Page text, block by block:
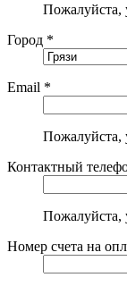
Пожалуйста,
Город *
Email *
Пожалуйста,
Контактный
Пожалуйста,
Номер счета на